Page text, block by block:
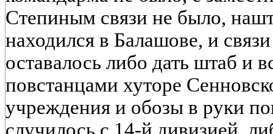
Степиным связи не было,
находился в Балашове, и
оставалось либо дать штаб и
повстанцами хуторе
учреждения и обозы в руки